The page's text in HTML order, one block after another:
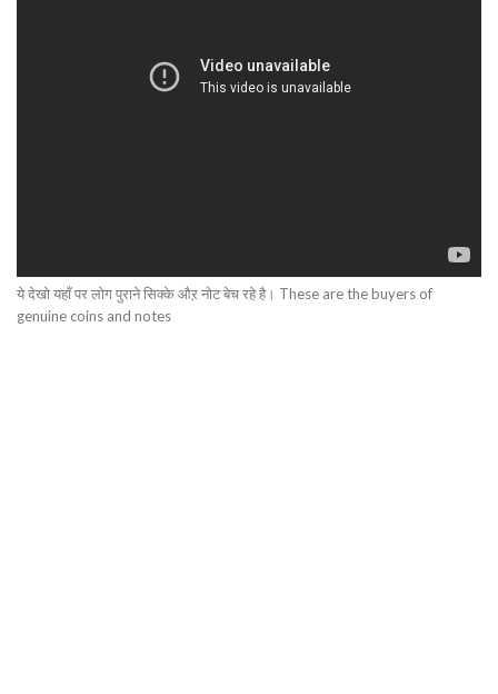
ये देखो यहाँ पर लोग पुराने सिक्के औऱ नोट बेच रहे है। These are the buyers of
genuine coins and notes